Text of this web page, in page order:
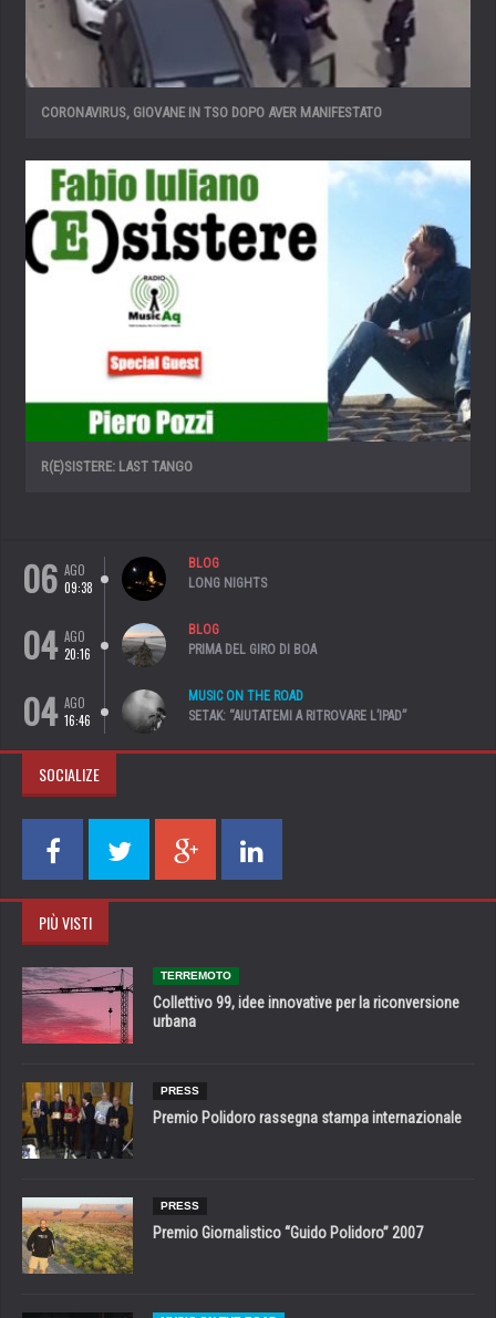
CORONAVIRUS, GIOVANE IN TSO DOPO AVER MANIFESTATO
R(E)SISTERE: LAST TANGO
06 AGO
09:38
BLOG
LONG NIGHTS
04 AGO
20:16
BLOG
PRIMA DEL GIRO DI BOA
04 AGO
16:46
MUSIC ON THE ROAD
SETAK: “AIUTATEMI A RITROVARE L’IPAD”
SOCIALIZE
PIÙ VISTI
TERREMOTO
Collettivo 99, idee innovative per la riconversione
urbana
PRESS
Premio Polidoro rassegna stampa internazionale
PRESS
Premio Giornalistico “Guido Polidoro” 2007